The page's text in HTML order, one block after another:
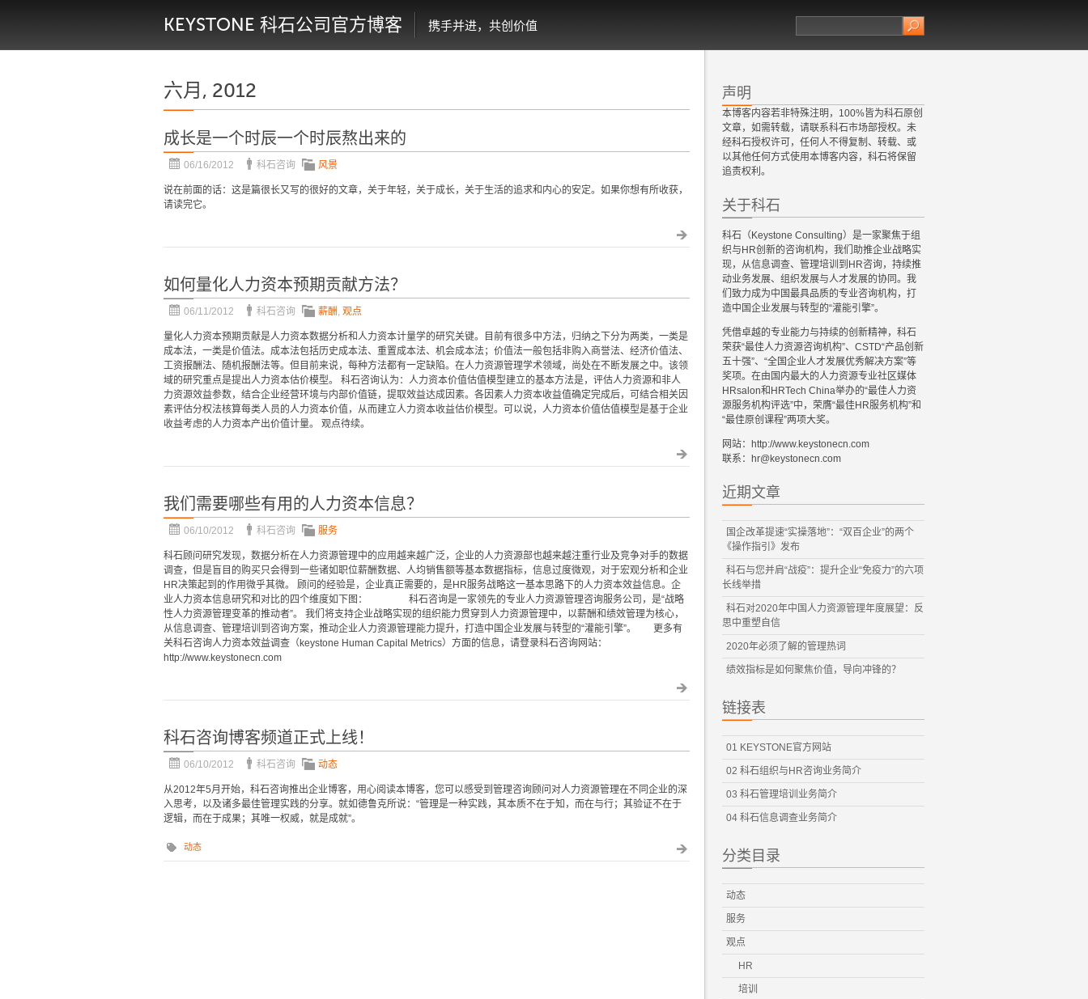
KEYSTONE 科石公司官方博客 携手并进，共创价值
六月, 2012
成长是一个时辰一个时辰熬出来的
06/16/2012 科石咨询 风景
说在前面的话：这是篇很长又写的很好的文章，关于年轻，关于成长，关于生活的追求和内心的安定。如果你想有所收获，
请读完它。
如何量化人力资本预期贡献方法？
06/11/2012 科石咨询 薪酬, 观点
量化人力资本预期贡献是人力资本数据分析和人力资本计量学的研究关键。目前有很多中方法，归纳之下分为两类，一类是
成本法，一类是价值法。成本法包括历史成本法、重置成本法、机会成本法；价值法一般包括非购入商誉法、经济价值法、
工资报酬法、随机报酬法等。但目前来说，每种方法都有一定缺陷。在人力资源管理学术领域，尚处在不断发展之中。该领
域的研究重点是提出人力资本估价模型。 科石咨询认为：人力资本价值估值模型建立的基本方法是，评估人力资源和非人
力资源效益参数，结合企业经营环境与内部价值链，提取效益达成因素。各因素人力资本收益值确定完成后，可结合相关因
素评估分权法核算每类人员的人力资本价值，从而建立人力资本收益估价模型。可以说，人力资本价值估值模型是基于企业
收益考虑的人力资本产出价值计量。 观点待续。
我们需要哪些有用的人力资本信息？
06/10/2012 科石咨询 服务
科石顾问研究发现，数据分析在人力资源管理中的应用越来越广泛，企业的人力资源部也越来越注重行业及竞争对手的数据
调查，但是盲目的购买只会得到一些诸如职位薪酬数据、人均销售额等基本数据指标，信息过度微观，对于宏观分析和企业
HR决策起到的作用微乎其微。 顾问的经验是，企业真正需要的，是HR服务战略这一基本思路下的人力资本效益信息。企
业人力资本信息研究和对比的四个维度如下图： 科石咨询是一家领先的专业人力资源管理咨询服务公司，是“战略
性人力资源管理变革的推动者”。 我们将支持企业战略实现的组织能力贯穿到人力资源管理中，以薪酬和绩效管理为核心，
从信息调查、管理培训到咨询方案，推动企业人力资源管理能力提升，打造中国企业发展与转型的“灌能引擎”。 更多有
关科石咨询人力资本效益调查（keystone Human Capital Metrics）方面的信息，请登录科石咨询网站：
http://www.keystonecn.com
科石咨询博客频道正式上线！
06/10/2012 科石咨询 动态
从2012年5月开始，科石咨询推出企业博客，用心阅读本博客，您可以感受到管理咨询顾问对人力资源管理在不同企业的深
入思考，以及诸多最佳管理实践的分享。就如德鲁克所说：“管理是一种实践，其本质不在于知，而在与行；其验证不在于
逻辑，而在于成果；其唯一权威，就是成就”。
动态
声明
本博客内容若非特殊注明，100%皆为科石原创
文章，如需转载，请联系科石市场部授权。未
经科石授权许可，任何人不得复制、转载、或
以其他任何方式使用本博客内容，科石将保留
追责权利。
关于科石
科石（Keystone Consulting）是一家聚焦于组
织与HR创新的咨询机构，我们助推企业战略实
现，从信息调查、管理培训到HR咨询，持续推
动业务发展、组织发展与人才发展的协同。我
们致力成为中国最具品质的专业咨询机构，打
造中国企业发展与转型的“灌能引擎”。
凭借卓越的专业能力与持续的创新精神，科石
荣获“最佳人力资源咨询机构”、CSTD“产品创新
五十强”、“全国企业人才发展优秀解决方案”等
奖项。在由国内最大的人力资源专业社区媒体
HRsalon和HRTech China举办的“最佳人力资
源服务机构评选”中，荣膺“最佳HR服务机构”和
“最佳原创课程”两项大奖。
网站：http://www.keystonecn.com
联系：hr@keystonecn.com
近期文章
国企改革提速“实操落地”：“双百企业”的两个
《操作指引》发布
科石与您并肩“战疫”：提升企业“免疫力”的六项
长线举措
科石对2020年中国人力资源管理年度展望：反
思中重塑自信
2020年必须了解的管理热词
绩效指标是如何聚焦价值，导向冲锋的？
链接表
01 KEYSTONE官方网站
02 科石组织与HR咨询业务简介
03 科石管理培训业务简介
04 科石信息调查业务简介
分类目录
动态
服务
观点
HR
培训